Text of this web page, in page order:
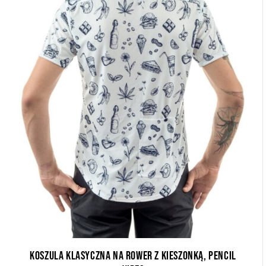
Koszula klasyczna na rower z kieszonką, Pencil